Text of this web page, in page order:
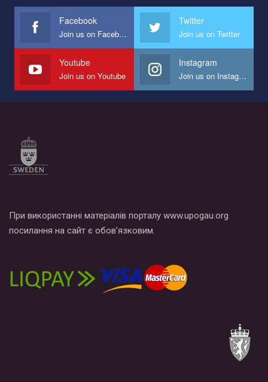
представляющий программу развития организации.
Мы просим вас поддержать нас и помочь нам реализовать
наш план по борьбе с насилием и дискриминацией на почве
СОГИ в Украине.
Все, что вам нужно сделать - это зайти на наш канал YouTube
Facebook
Join us on Facebook
Twitter
Join us on Twitter
Youtube
Join us on Youtube
Instagram
Join us on Instagram
При використанні матеріалів порталу www.upogau.org
посилання на сайт є обов’язковим.